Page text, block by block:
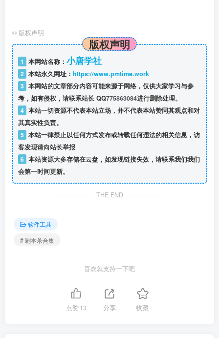
© 版权声明
版权声明
1 本网站名称： 小唐学社
2 本站永久网址： https://www.pmtime.work
3 本网站的文章部分内容可能来源于网络，仅供大家学习与参
考，如有侵权，请联系站长 QQ775863084进行删除处理。
4 本站一切资源不代表本站立场，并不代表本站赞同其观点和对
其真实性负责。
5 本站一律禁止以任何方式发布或转载任何违法的相关信息，访
客发现请向站长举报
6 本站资源大多存储在云盘，如发现链接失效，请联系我们我们
会第一时间更新。
THE END
软件工具
# 剧本杀合集
喜欢就支持一下吧
点赞13 分享 收藏